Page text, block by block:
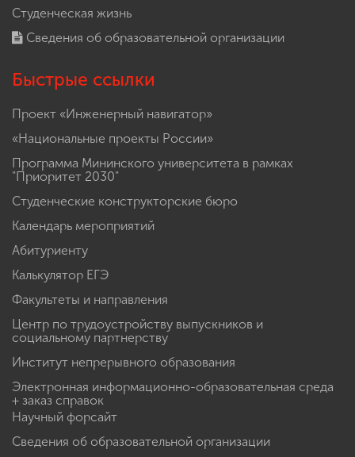
Студенческая жизнь
Сведения об образовательной организации
Быстрые ссылки
Проект «Инженерный навигатор»
«Национальные проекты России»
Программа Мининского университета в рамках
"Приоритет 2030"
Студенческие конструкторские бюро
Календарь мероприятий
Абитуриенту
Калькулятор ЕГЭ
Факультеты и направления
Центр по трудоустройству выпускников и
социальному партнерству
Институт непрерывного образования
Электронная информационно-образовательная среда
+ заказ справок
Научный форсайт
Сведения об образовательной организации